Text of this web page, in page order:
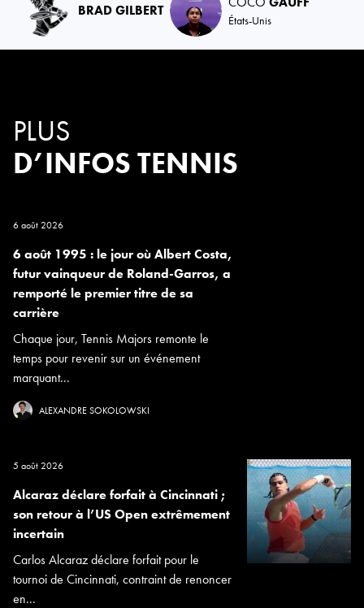
BRAD GILBERT
États-Unis
PLUS
D’INFOS TENNIS
6 août 2026
6 août 1995 : le jour où Albert Costa,
futur vainqueur de Roland-Garros, a
remporté le premier titre de sa
carrière
Chaque jour, Tennis Majors remonte le
temps pour revenir sur un événement
marquant...
ALEXANDRE SOKOLOWSKI
5 août 2026
Alcaraz déclare forfait à Cincinnati ;
son retour à l’US Open extrêmement
incertain
Carlos Alcaraz déclare forfait pour le
tournoi de Cincinnati, contraint de renoncer
en...